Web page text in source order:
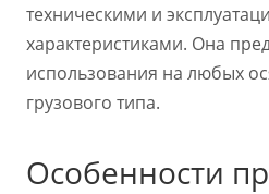
техническими и
характеристиками. Она
использования на любых
грузового типа.
Особенности